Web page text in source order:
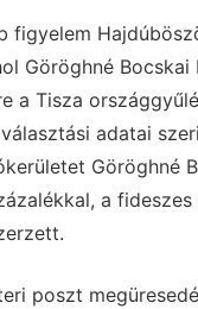
figyelem
Göröghné Bocskai
a Tisza
adatai
Göröghné
a
poszt